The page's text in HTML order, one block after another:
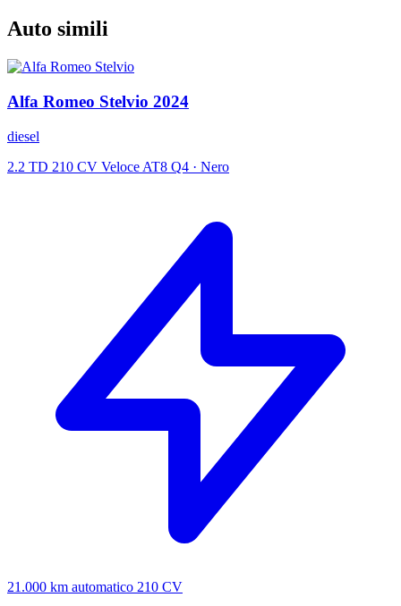
Auto simili
Alfa Romeo Stelvio 2024
diesel
2.2 TD 210 CV Veloce AT8 Q4 · Nero
21.000 km automatico 210 CV